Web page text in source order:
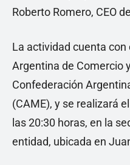
Roberto Romero, CEO
La actividad cuenta con
Argentina de Comercio
Confederación
(CAME), y se realizará
las 20:30 horas, en la
entidad, ubicada en